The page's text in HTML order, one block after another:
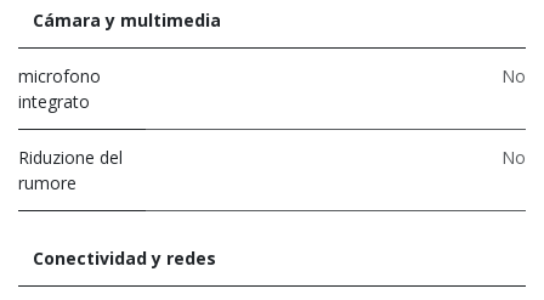
Cámara y multimedia
microfono
integrato
No
Riduzione del
rumore
No
Conectividad y redes